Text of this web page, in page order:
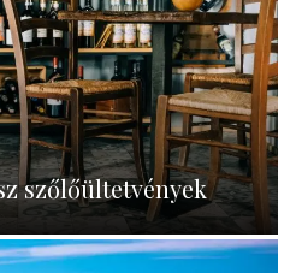
szőlőültetvények